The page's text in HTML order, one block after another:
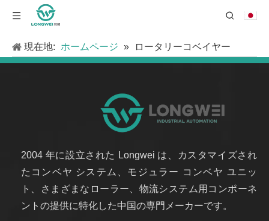
現在地: ホームページ » ロータリーコベイヤー
2004 年に設立された Longwei は、カスタマイズされ
たコンベヤ システム、モジュラー コンベヤ ユニッ
ト、さまざまなローラー、物流システム用コンポーネ
ントの提供に特化した中国の専門メーカーです。